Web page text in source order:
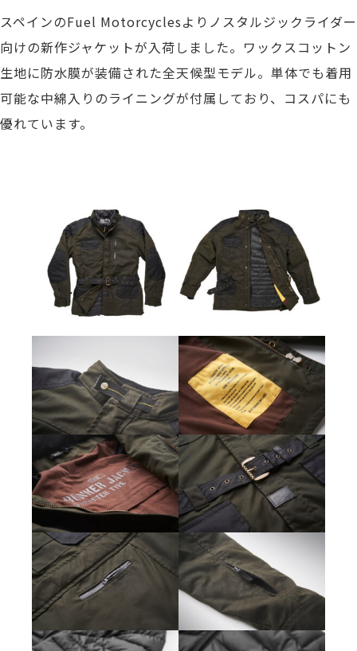
スペインのFuel Motorcyclesよりノスタルジックライダー
向けの新作ジャケットが入荷しました。ワックスコットン
生地に防水膜が装備された全天候型モデル。単体でも着用
可能な中綿入りのライニングが付属しており、コスパにも
優れています。